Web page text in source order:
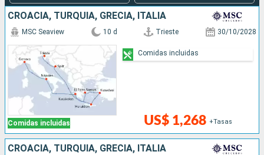
CROACIA, TURQUÍA, GRECIA, ITALIA
Comidas incluidas
MSC Seaview 10 d Trieste 30/10/2028
US$ 1,268 +Tasas
Comidas incluidas
CROACIA, TURQUÍA, GRECIA, ITALIA